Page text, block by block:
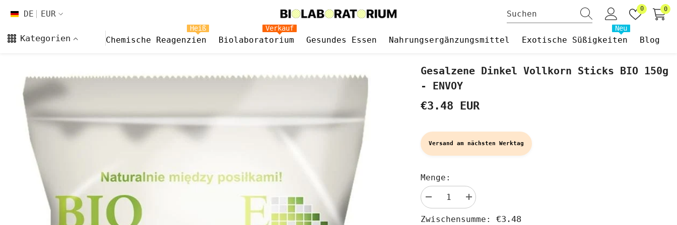
DE
HI
ES
EUR
0 0
0
Kategorien Chemische Reagenzien
Heiß
Biolaboratorium
Verkauf
Gesundes Essen Nahrungsergänzungsmittel Exotische Süßigkeiten
Neu
Blog
Gesalzene Dinkel Vollkorn Sticks BIO 150g
- ENVOY
€3.48 EUR
Versand am nächsten Werktag
Menge:
verringern
für
Gesalzene
Menge
erhöhen
Gesalzene
Zwischensumme: €3.48